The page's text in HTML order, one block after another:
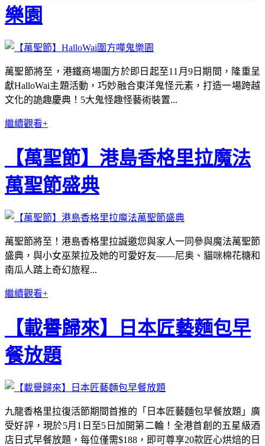
樂園
萬聖節將至，港鐵商場圍方於即日起至11月9日期間，隆重呈
獻HalloWai主題活動，巧妙融合東洋鬼怪元素，打造一場跨越
文化的詭趣慶典！5大鬼怪趣怪藝術裝置...
繼續觀看+
【萬聖節】港島香格里拉魔法
萬聖節盛典
萬聖節將至！港島香格里拉誠邀您與家人一同參與魔法萬聖節
盛典，與小女巫萊拉及她的可愛好友——尼奥、貓咪棉花糖和
南瓜人踏上奇幻旅程...
繼續觀看+
【載譽歸來】日本匠藝麵包早
餐放題
九龍香格里拉復活節期間首推的「日本匠藝麵包早餐放題」廣
受好評，現於5月1日至5日加開第二輪！全港首創的五星級酒
店日式早餐放題，每位僅需$188，即可尊享20款匠心烘焙的日